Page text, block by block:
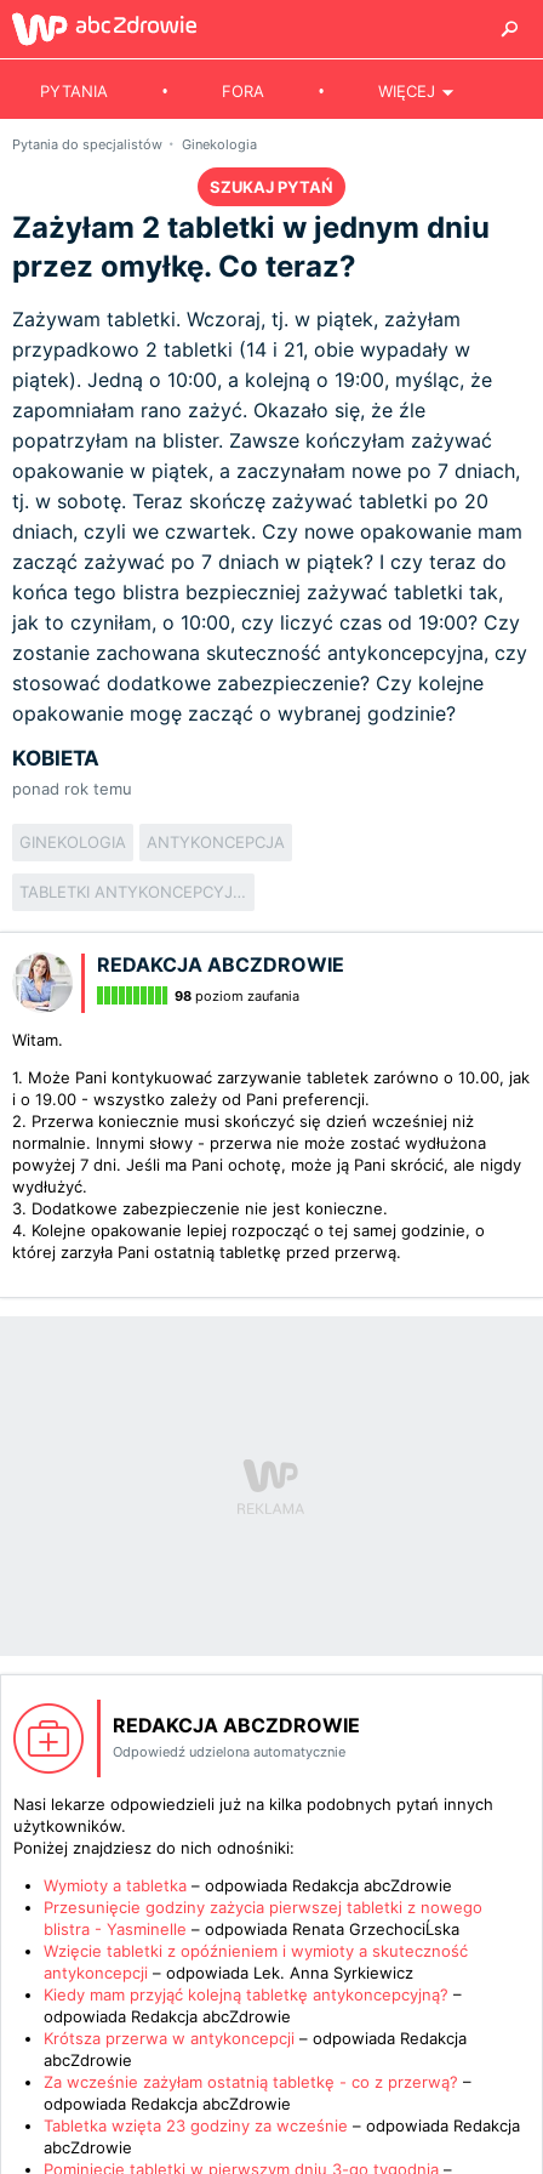
PYTANIA FORA WIĘCEJ
Pytania do specjalistów Ginekologia
SZUKAJ PYTAŃ
Zażyłam 2 tabletki w jednym dniu
przez omyłkę. Co teraz?
Zażywam tabletki. Wczoraj, tj. w piątek, zażyłam
przypadkowo 2 tabletki (14 i 21, obie wypadały w
piątek). Jedną o 10:00, a kolejną o 19:00, myśląc, że
zapomniałam rano zażyć. Okazało się, że źle
popatrzyłam na blister. Zawsze kończyłam zażywać
opakowanie w piątek, a zaczynałam nowe po 7 dniach,
tj. w sobotę. Teraz skończę zażywać tabletki po 20
dniach, czyli we czwartek. Czy nowe opakowanie mam
zacząć zażywać po 7 dniach w piątek? I czy teraz do
końca tego blistra bezpieczniej zażywać tabletki tak,
jak to czyniłam, o 10:00, czy liczyć czas od 19:00? Czy
zostanie zachowana skuteczność antykoncepcyjna, czy
stosować dodatkowe zabezpieczenie? Czy kolejne
opakowanie mogę zacząć o wybranej godzinie?
KOBIETA
ponad rok temu
GINEKOLOGIA ANTYKONCEPCJA
TABLETKI ANTYKONCEPCYJNE
REDAKCJA ABCZDROWIE
98 poziom zaufania
Witam.
1. Może Pani kontykuować zarzywanie tabletek zarówno o 10.00, jak
i o 19.00 - wszystko zależy od Pani preferencji.
2. Przerwa koniecznie musi skończyć się dzień wcześniej niż
normalnie. Innymi słowy - przerwa nie może zostać wydłużona
powyżej 7 dni. Jeśli ma Pani ochotę, może ją Pani skrócić, ale nigdy
wydłużyć.
3. Dodatkowe zabezpieczenie nie jest konieczne.
4. Kolejne opakowanie lepiej rozpocząć o tej samej godzinie, o
której zarzyła Pani ostatnią tabletkę przed przerwą.
REDAKCJA ABCZDROWIE
Odpowiedź udzielona automatycznie
Nasi lekarze odpowiedzieli już na kilka podobnych pytań innych
użytkowników.
Poniżej znajdziesz do nich odnośniki:
Wymioty a tabletka – odpowiada Redakcja abcZdrowie
Przesunięcie godziny zażycia pierwszej tabletki z nowego
blistra - Yasminelle – odpowiada Renata GrzechociĹska
Wzięcie tabletki z opóźnieniem i wymioty a skuteczność
antykoncepcji – odpowiada Lek. Anna Syrkiewicz
Kiedy mam przyjąć kolejną tabletkę antykoncepcyjną? –
odpowiada Redakcja abcZdrowie
Krótsza przerwa w antykoncepcji – odpowiada Redakcja
abcZdrowie
Za wcześnie zażyłam ostatnią tabletkę - co z przerwą? –
odpowiada Redakcja abcZdrowie
Tabletka wzięta 23 godziny za wcześnie – odpowiada Redakcja
abcZdrowie
Pominięcie tabletki w pierwszym dniu 3-go tygodnia –